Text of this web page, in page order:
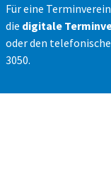
Für eine
die digitale
oder den
3050.